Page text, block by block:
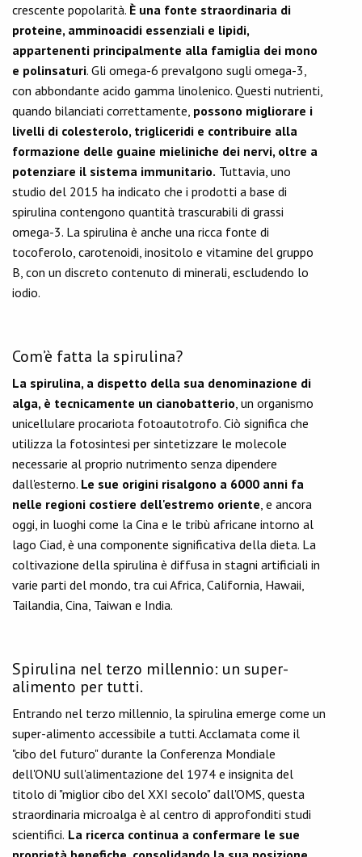
crescente popolarità. È una fonte straordinaria di
proteine, amminoacidi essenziali e lipidi,
appartenenti principalmente alla famiglia dei mono
e polinsaturi. Gli omega-6 prevalgono sugli omega-3,
con abbondante acido gamma linolenico. Questi nutrienti,
quando bilanciati correttamente, possono migliorare i
livelli di colesterolo, trigliceridi e contribuire alla
formazione delle guaine mieliniche dei nervi, oltre a
potenziare il sistema immunitario. Tuttavia, uno
studio del 2015 ha indicato che i prodotti a base di
spirulina contengono quantità trascurabili di grassi
omega-3. La spirulina è anche una ricca fonte di
tocoferolo, carotenoidi, inositolo e vitamine del gruppo
B, con un discreto contenuto di minerali, escludendo lo
iodio.
Com’è fatta la spirulina?
La spirulina, a dispetto della sua denominazione di
alga, è tecnicamente un cianobatterio, un organismo
unicellulare procariota fotoautotrofo. Ciò significa che
utilizza la fotosintesi per sintetizzare le molecole
necessarie al proprio nutrimento senza dipendere
dall'esterno. Le sue origini risalgono a 6000 anni fa
nelle regioni costiere dell'estremo oriente, e ancora
oggi, in luoghi come la Cina e le tribù africane intorno al
lago Ciad, è una componente significativa della dieta. La
coltivazione della spirulina è diffusa in stagni artificiali in
varie parti del mondo, tra cui Africa, California, Hawaii,
Tailandia, Cina, Taiwan e India.
Spirulina nel terzo millennio: un super-
alimento per tutti.
Entrando nel terzo millennio, la spirulina emerge come un
super-alimento accessibile a tutti. Acclamata come il
"cibo del futuro" durante la Conferenza Mondiale
dell'ONU sull'alimentazione del 1974 e insignita del
titolo di "miglior cibo del XXI secolo" dall'OMS, questa
straordinaria microalga è al centro di approfonditi studi
scientifici. La ricerca continua a confermare le sue